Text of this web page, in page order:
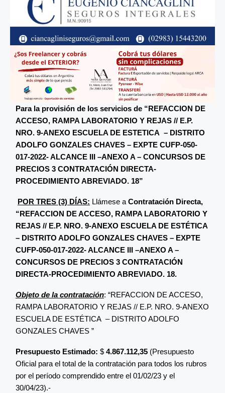
Para la provisión de los servicios de “REFACCION DE
ACCESO, RAMPA LABORATORIO Y REJAS // E.P.
NRO. 9-ANEXO ESCUELA DE ESTETICA – DISTRITO
ADOLFO GONZALES CHAVES – EXPTE CUFP-050-
017-2022- ALCANCE III –ANEXO A – CONCURSOS DE
PRECIOS 3 CONTRATACIÓN DIRECTA-
PROCEDIMIENTO ABREVIADO. 18”
POR TRES (3) DÍAS: Llámese a Contratación Directa,
“REFACCION DE ACCESO, RAMPA LABORATORIO Y
REJAS // E.P. NRO. 9-ANEXO ESCUELA DE ESTÉTICA
– DISTRITO ADOLFO GONZALES CHAVES – EXPTE
CUFP-050-017-2022- ALCANCE III –ANEXO A –
CONCURSOS DE PRECIOS 3 CONTRATACIÓN
DIRECTA-PROCEDIMIENTO ABREVIADO. 18.
Objeto de la contratación: “REFACCION DE ACCESO,
RAMPA LABORATORIO Y REJAS // E.P. NRO. 9-ANEXO
ESCUELA DE ESTÉTICA – DISTRITO ADOLFO
GONZALES CHAVES ”
Presupuesto Estimado: $ 4.867.112,35 (Presupuesto
Oficial para el total de la contratación para todos los rubros
por el período comprendido entre el 01/02/23 y el
30/04/23).-